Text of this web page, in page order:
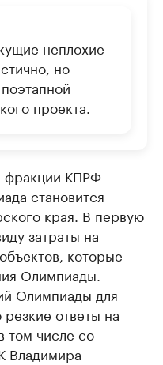
неплохие
но
проекта.
фракции КПРФ
становится
края. В первую
затраты на
которые
Олимпиады.
Олимпиады для
ответы на
том числе со
Владимира